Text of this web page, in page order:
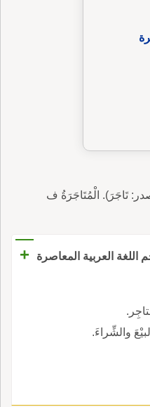
تَاجَرَ). الْمُتَاجَرَةُ ف
اللغة العربية المعاصرة
+
والشِّراءَ.